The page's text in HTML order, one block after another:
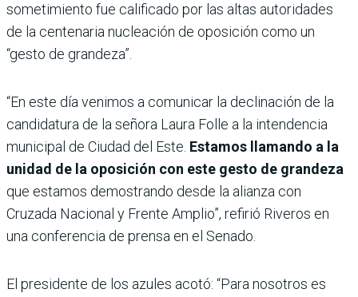
sometimiento fue calificado por las altas autoridades
de la centenaria nucleación de oposición como un
“gesto de grandeza”.
“En este día venimos a comunicar la declinación de la
candidatura de la señora Laura Folle a la intendencia
municipal de Ciudad del Este. Estamos llamando a la
unidad de la oposición con este gesto de grandeza
que estamos demostrando desde la alianza con
Cruzada Nacional y Frente Amplio”, refirió Riveros en
una conferencia de prensa en el Senado.
El presidente de los azules acotó: “Para nosotros es